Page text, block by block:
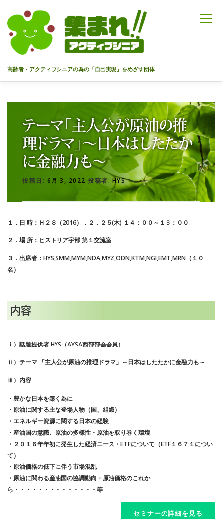
高齢者・アクティブシニアの為の「自己実現」をめざす団体
メニュー
HOME 代表あいさつ 私達について 今までのセミナー
メンバー 情報を募集中！ お問合せ 最新情報
プライバシーポリシー
テーマ「主人公が原油の推
理ドラマ」～日本はしたたか
に金融力も～
投稿日: 6月 3, 2022 投稿者: HYS
１．日 時：Ｈ２８（2016）．２．２５(木) １４：００～１６：００
２．場 所：ヒストリア宇部 第１交流室
３．出席者：HYS,SMM,MYM,NDA,MYZ,ODN,KTM,NGI,EMT,MRN（１０
名）
内容
ⅰ）話題提供者 HYS（AYSA西部部会会員）
ⅱ）テーマ 「主人公が原油の推理ドラマ」～日本はしたたかに金融力も～
ⅲ）内容
・豊かな日本を築く為に
・原油に関する主な登場人物（国、組織）
・エネルギー資源に関する日本の経験
・産油国の意識、原油の多様性・原油を取り巻く環境
・２０１６年年初に発生した経済ニース・ETFについて（ETF１６７１につい
て）
・原油価格の低下に伴う市場混乱
・原油に関わる産油国の協調動向・原油価格のこれか
ら・・・・・・・・・・・・・・等
セミナーの詳細を見る